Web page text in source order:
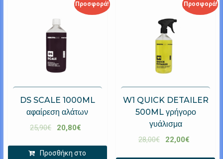
Προσφορά!
DS SCALE 1000ML
αφαίρεση αλάτων
25,90€ 20,80€
Προσθήκη στο
Προσφορά!
W1 QUICK DETAILER
500ML γρήγορο
γυάλισμα
28,00€ 22,00€